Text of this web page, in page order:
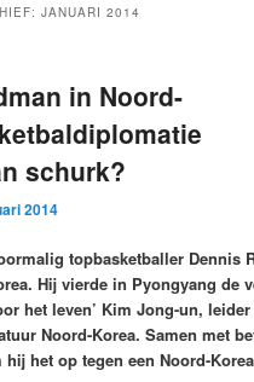
JANUARI 2014
in Noord-
schurk?
2014
topbasketballer Dennis
Hij vierde in Pyongyang de
het leven’ Kim Jong-un,
Noord-Korea. Samen met
het op tegen een Noord-